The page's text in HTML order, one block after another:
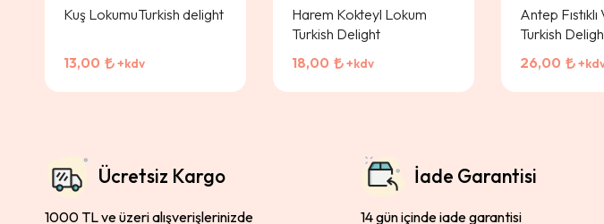
Kuş LokumuTurkish delight
13,00 +kdv
Harem Kokteyl Lokum
Turkish Delight
18,00
+kdv
Antep
Turkish
26,00
Ücretsiz Kargo
1000 TL ve üzeri alışverişlerinizde
İade Garantisi
14 gün içinde iade garantisi